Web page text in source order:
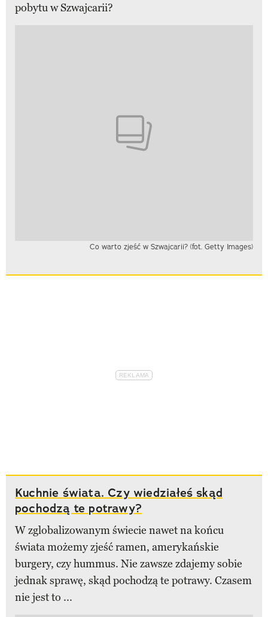
pobytu w Szwajcarii?
Co warto zjeść w Szwajcarii? (fot. Getty Images)
Kuchnie świata. Czy wiedziałeś skąd
pochodzą te potrawy?
W zglobalizowanym świecie nawet na końcu
świata możemy zjeść ramen, amerykańskie
burgery, czy hummus. Nie zawsze zdajemy sobie
jednak sprawę, skąd pochodzą te potrawy. Czasem
nie jest to ...